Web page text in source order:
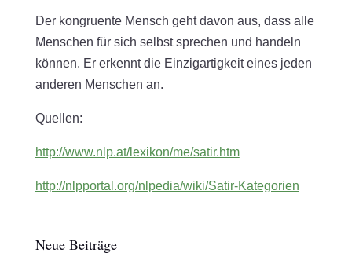
Der kongruente Mensch geht davon aus, dass alle
Menschen für sich selbst sprechen und handeln
können. Er erkennt die Einzigartigkeit eines jeden
anderen Menschen an.
Quellen:
http://www.nlp.at/lexikon/me/satir.htm
http://nlpportal.org/nlpedia/wiki/Satir-Kategorien
Neue Beiträge